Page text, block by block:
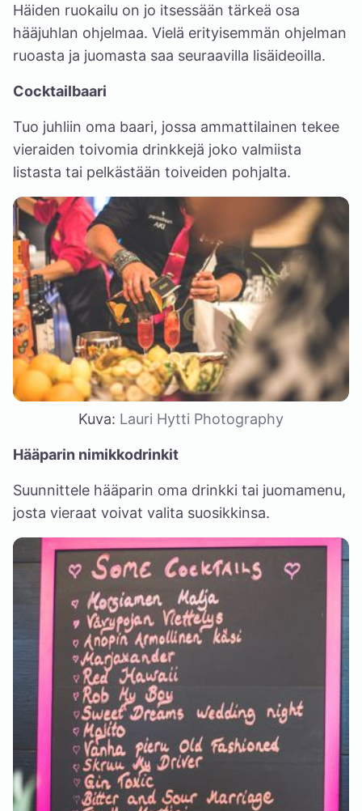
Häiden ruokailu on jo itsessään tärkeä osa
hääjuhlan ohjelmaa. Vielä erityisemmän ohjelman
ruoasta ja juomasta saa seuraavilla lisäideoilla.
Cocktailbaari
Tuo juhliin oma baari, jossa ammattilainen tekee
vieraiden toivomia drinkkejä joko valmiista
listasta tai pelkästään toiveiden pohjalta.
Kuva: Lauri Hytti Photography
Hääparin nimikkodrinkit
Suunnittele hääparin oma drinkki tai juomamenu,
josta vieraat voivat valita suosikkinsa.